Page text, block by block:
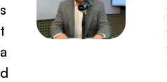
s
t
a
d